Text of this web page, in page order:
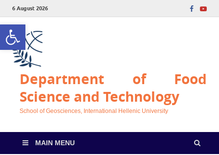
Open toolbar
6 August 2026
Department of Food
Science and Technology
School of Geosciences, International Hellenic University
MAIN MENU